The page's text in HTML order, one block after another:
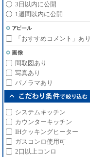
3日以内に公開
1週間以内に公開
「おすすめコメント」あり
間取図あり
写真あり
パノラマあり
システムキッチン
カウンターキッチン
IHクッキングヒーター
ガスコンロ使用可
2口以上コンロ